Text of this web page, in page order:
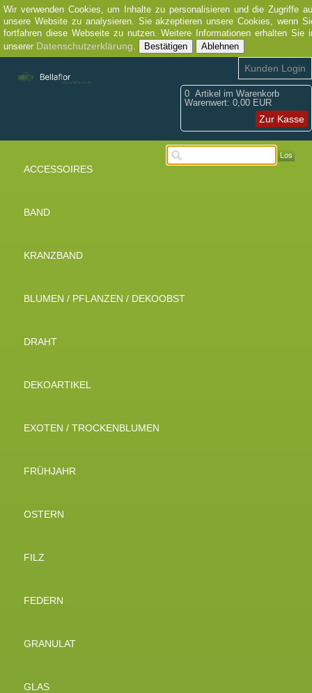
Wir verwenden Cookies, um Inhalte zu personalisieren und die Zugriffe
unsere Website zu analysieren. Sie akzeptieren unsere Cookies, wenn
fortfahren diese Webseite zu nutzen. Weitere Informationen erhalten Sie
unserer Datenschutzerklärung. Bestätigen Ablehnen
0 Artikel im Warenkorb
Warenwert: 0,00 EUR
Zur Kasse
Kunden Login
Los
ACCESSOIRES
BAND
KRANZBAND
BLUMEN / PFLANZEN / DEKOOBST
DRAHT
DEKOARTIKEL
EXOTEN / TROCKENBLUMEN
FRÜHJAHR
OSTERN
FILZ
FEDERN
GRANULAT
GLAS